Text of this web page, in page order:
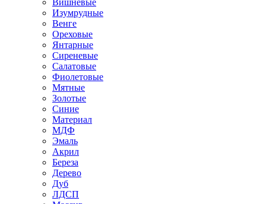
Вишневые
Изумрудные
Венге
Ореховые
Янтарные
Сиреневые
Салатовые
Фиолетовые
Мятные
Золотые
Синие
Материал
МДФ
Эмаль
Акрил
Береза
Дерево
Дуб
ЛДСП